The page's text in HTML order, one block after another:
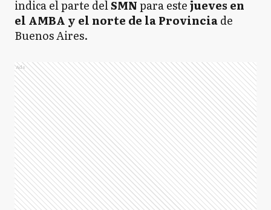
indica el parte delSMNpara estejueves en
el AMBA y el norte de la Provinciade
Buenos Aires.
Ads